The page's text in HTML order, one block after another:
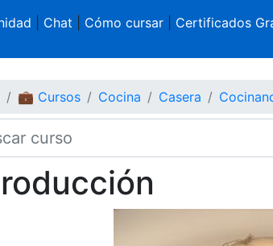
Chat Cómo cursar| Certificados
💼 Cursos Cocina Casera